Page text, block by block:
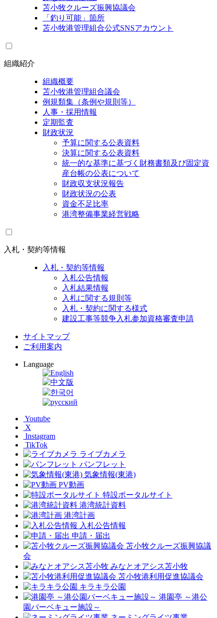
苫小牧クルーズ振興協議会
「釣り可能」箇所
苫小牧港管理組合公式SNSアカウント
組織紹介
組織概要
苫小牧港管理組合議会
例規類集（条例や規則等）
人事・採用情報
定期監査
財政状況
予算に関する公表資料
決算に関する公表資料
統一的な基準に基づく財務書類及び固定資
産台帳の公表について
財政収支状況報告
財政状況の公表
資金不足比率
港湾整備事業経営戦略
入札・契約等情報
入札・契約等情報
入札公告情報
入札結果情報
入札に関する規則等
入札・契約に関する様式
建設工事等競争入札参加資格審査申請
サイトマップ
ご利用案内
Language
Youtube
X
Instagram
TikTok
ライブカメラ
パンフレット
気象情報(東港)
PV動画
特設ポータルサイト
港湾統計資料
港湾計画
入札公告情報
申請・届出
苫小牧クルーズ振興協議
会
みなとオアシス苫小牧
苫小牧港利用促進協議会
キラキラ公園
港園亭 ～港公
園バーベキュー施設～